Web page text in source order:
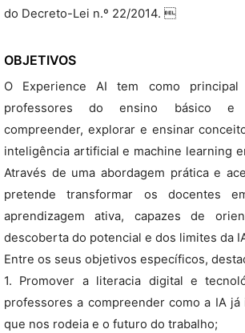
do Decreto-Lei n.º 22/2014. 
OBJETIVOS
O Experience AI tem como principal
professores do ensino básico e
compreender, explorar e ensinar
inteligência artificial e machine learning
Através de uma abordagem prática e
pretende transformar os docentes
aprendizagem ativa, capazes de
descoberta do potencial e dos limites da
Entre os seus objetivos específicos,
1. Promover a literacia digital e
professores a compreender como a IA
que nos rodeia e o futuro do trabalho;